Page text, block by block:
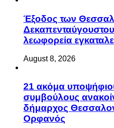
Έξοδος των
λεωφορεία
August 8, 2026
21 ακόμα
συμβούλους
δήμαρχος
Ορφανός